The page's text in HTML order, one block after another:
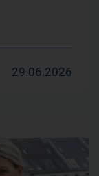
29.06.2026